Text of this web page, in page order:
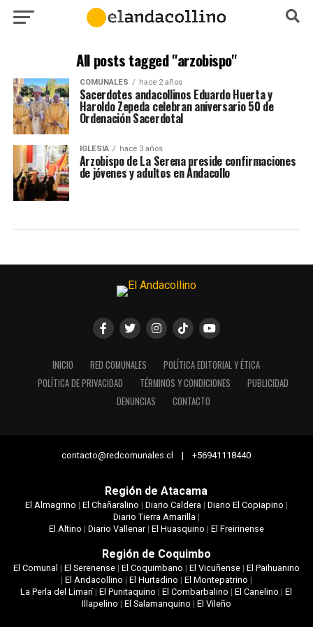
All posts tagged "arzobispo"
COMUNALES hace 2 años
Sacerdotes andacollinos Eduardo Huerta y
Haroldo Zepeda celebran aniversario 50 de
Ordenación Sacerdotal
IGLESIA hace 3 años
Arzobispo de La Serena preside confirmaciones
de jóvenes y adultos en Andacollo
INICIO RED COMUNALES
POLÍTICA EDITORIAL Y ÉTICA
POLÍTICA DE PRIVACIDAD
TÉRMINOS Y CONDICIONES
PUBLICIDAD
DENUNCIAS
CONTACTO
contacto@redcomunales.cl | +56941118440
Región de Atacama
El Almagrino | El Chañaralino | Diario Caldera| Diario El Copiapino |
Diario Tierra Amarilla|
El Altino | Diario Vallenar| El Huasquino | El Freirinense
Región de Coquimbo
El Comunal | El Serenense| El Coquimbano | El Vicuñense| El Paihuanino
| El Andacollino | El Hurtadino | El Montepatrino |
La Perla del Limarí|El Punitaquino |El Combarbalino |El Canelino |El
Illapelino | El Salamanquino | El Vileño